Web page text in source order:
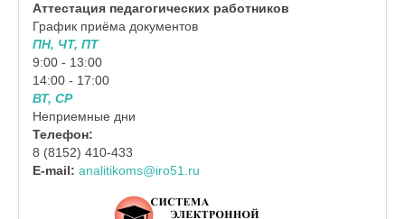
Аттестация педагогических работников
График приёма документов
ПН, ЧТ, ПТ
9:00 - 13:00
14:00 - 17:00
ВТ, СР
Неприемные дни
Телефон:
8 (8152) 410-433
E-mail: analitikoms@iro51.ru